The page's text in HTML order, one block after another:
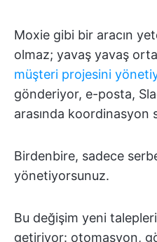
Moxie gibi bir aracın
olmaz; yavaş yavaş
müşteri projesini
gönderiyor, e-posta,
arasında koordinasyon
Birdenbire, sadece
yönetiyorsunuz.
Bu değişim yeni
getiriyor: otomasyon,